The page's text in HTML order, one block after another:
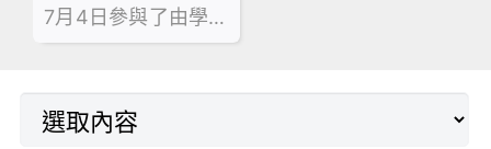
7月4日參與了由學友
社舉辦的「V-Star
日」。活動於明愛天
悅長者中心順利舉